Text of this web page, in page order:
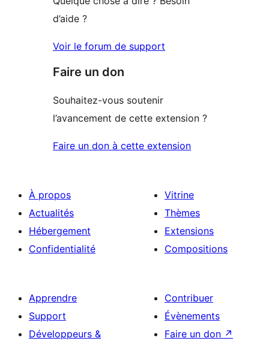
d’aide ?
Voir le forum de support
Faire un don
Souhaitez-vous soutenir
l’avancement de cette extension ?
Faire un don à cette extension
À propos
Actualités
Hébergement
Confidentialité
Vitrine
Thèmes
Extensions
Compositions
Apprendre
Support
Développeurs &
Contribuer
Évènements
Faire un don ↗